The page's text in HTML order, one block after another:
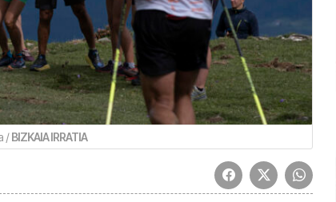
/BIZKAIA IRRATIA